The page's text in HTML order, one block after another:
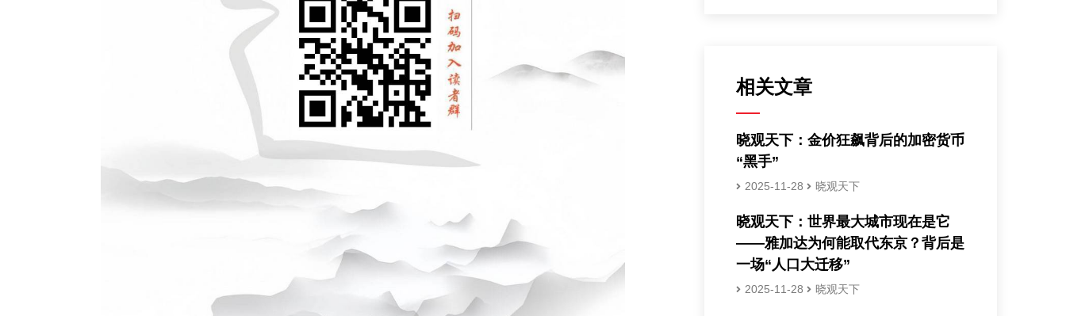
相关文章
晓观天下：金价狂飙背后的加密货币
“黑手”
2025-11-28 晓观天下
晓观天下：世界最大城市现在是它
——雅加达为何能取代东京？背后是
一场“人口大迁移”
2025-11-28 晓观天下